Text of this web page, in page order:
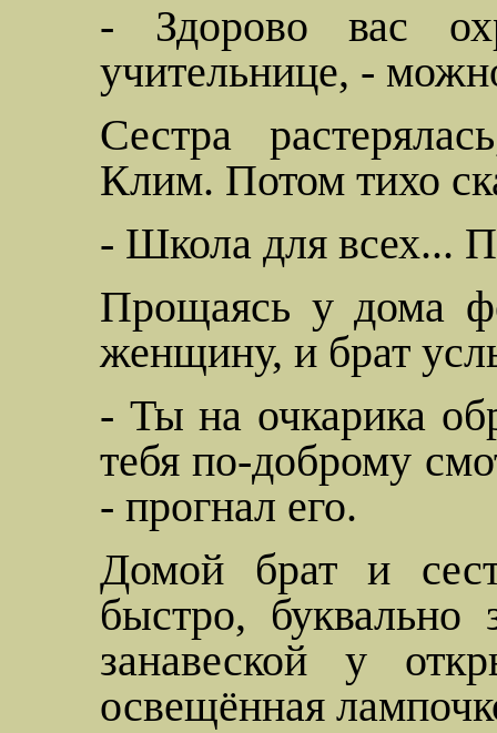
- Здорово вас
учительнице, -
Сестра
Клим. Потом тихо
- Школа для всех...
Прощаясь у дома
женщину, и брат
- Ты на очкарика
тебя по-доброму
- прогнал его.
Домой брат и
быстро, буквально
занавеской у
освещённая